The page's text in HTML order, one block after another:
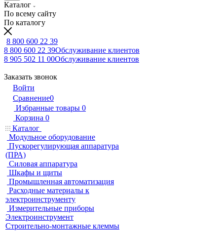
Каталог
По всему сайту
По каталогу
8 800 600 22 39
8 800 600 22 39Обслуживание клиентов
8 905 502 11 00Обслуживание клиентов
Заказать звонок
Войти
Сравнение0
Избранные товары 0
Корзина 0
Каталог
Модульное оборудование
Пускорегулирующая аппаратура
(ПРА)
Силовая аппаратура
Шкафы и щиты
Промышленная автоматизация
Расходные материалы к
электроинструменту
Измерительные приборы
Электроинструмент
Строительно-монтажные клеммы